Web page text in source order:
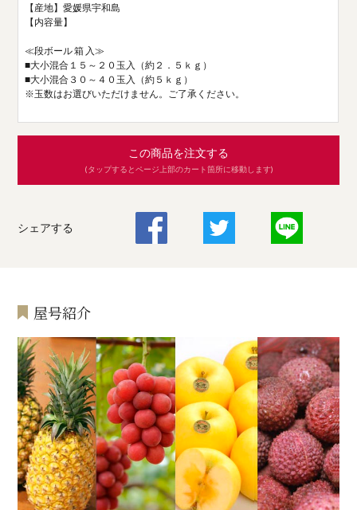
【産地】愛媛県宇和島
【内容量】
≪段ボール 箱 入≫
■大小混合１５～２０玉入（約２．５ｋｇ）
■大小混合３０～４０玉入（約５ｋｇ）
※玉数はお選びいただけません。ご了承ください。
この商品を注文する
(タップするとページ上部のカート箇所に移動します)
シェアする
屋号紹介